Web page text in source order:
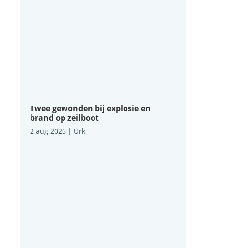
Twee gewonden bij explosie en
brand op zeilboot
2 aug 2026| Urk